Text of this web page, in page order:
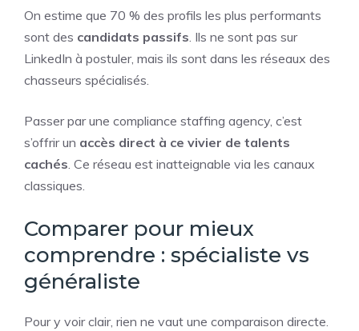
On estime que 70 % des profils les plus performants
sont des candidats passifs. Ils ne sont pas sur
LinkedIn à postuler, mais ils sont dans les réseaux des
chasseurs spécialisés.
Passer par une compliance staffing agency, c’est
s’offrir un accès direct à ce vivier de talents
cachés. Ce réseau est inatteignable via les canaux
classiques.
Comparer pour mieux
comprendre : spécialiste vs
généraliste
Pour y voir clair, rien ne vaut une comparaison directe.